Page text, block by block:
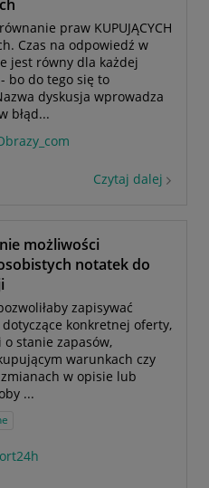
praw KUPUJĄCYCH
Czas na odpowiedź w
jest równy dla każdej
bo do tego się to
dyskusja wprowadza
błąd...
Czytaj dalej
możliwości
notatek do
zapisywać
dotyczące konkretnej oferty,
stanie zapasów,
warunkach czy
w opisie lub
...